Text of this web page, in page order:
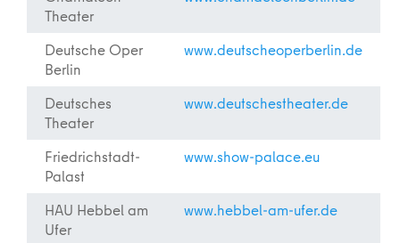
Theater
Deutsche Oper
Berlin
www.deutscheoperberlin.de
Deutsches
Theater
www.deutschestheater.de
Friedrichstadt-
Palast
www.show-palace.eu
HAU Hebbel am
Ufer
www.hebbel-am-ufer.de